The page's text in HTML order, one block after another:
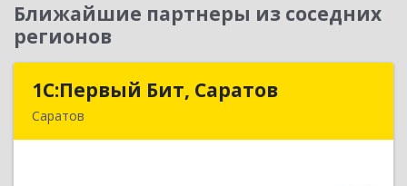
Ближайшие партнеры из соседних
регионов
1С:Первый Бит, Саратов
Саратов
1С:Первый Бит, Саратов